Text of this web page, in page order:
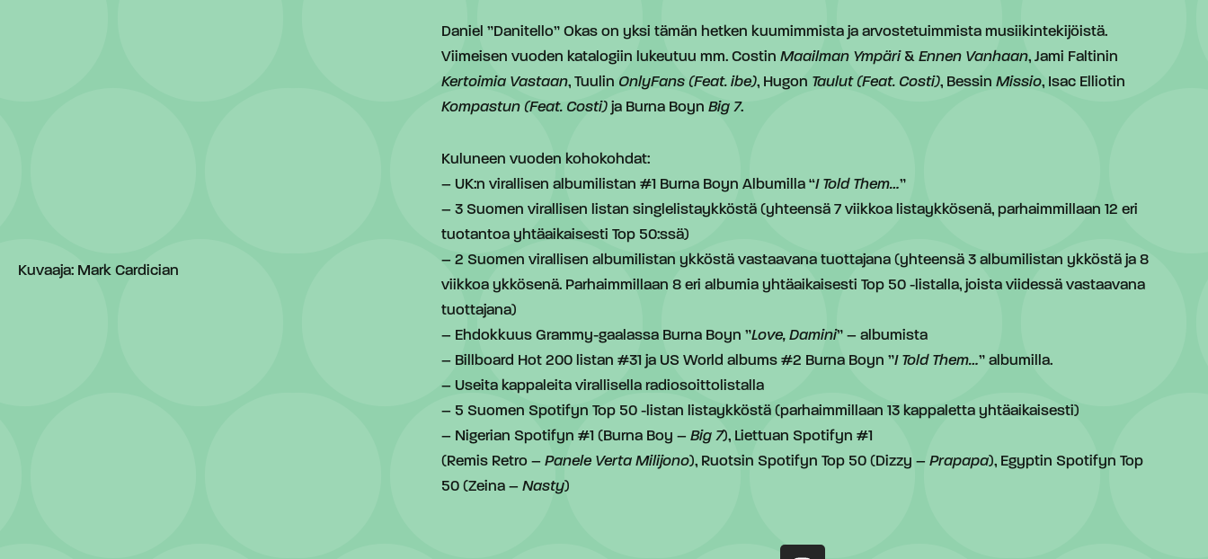
Kuvaaja: Mark Cardician
Daniel ”Danitello” Okas on yksi tämän hetken kuumimmista ja arvostetuimmista musiikintekijöistä.
Viimeisen vuoden katalogiin lukeutuu mm. CostinMaailman Ympäri& Ennen Vanhaan, Jami Faltinin
Kertoimia Vastaan, Tuulin OnlyFans (Feat. ibe), Hugon Taulut (Feat. Costi), BessinMissio, Isac Elliotin
Kompastun (Feat. Costi) ja Burna BoynBig 7.
Kuluneen vuoden kohokohdat:
– UK:n virallisen albumilistan #1 Burna Boyn Albumilla “I Told Them…”
– 3 Suomen virallisen listan singlelistaykköstä (yhteensä 7 viikkoa listaykkösenä, parhaimmillaan 12 eri
tuotantoa yhtäaikaisesti Top 50:ssä)
– 2 Suomen virallisen albumilistan ykköstä vastaavana tuottajana (yhteensä 3 albumilistan ykköstä ja 8
viikkoa ykkösenä. Parhaimmillaan 8 eri albumia yhtäaikaisesti Top 50 -listalla, joista viidessä vastaavana
tuottajana)
– Ehdokkuus Grammy-gaalassa Burna Boyn ”Love, Damini” – albumista
– Billboard Hot 200 listan #31 ja US World albums #2 Burna Boyn ”I Told Them…” albumilla.
– Useita kappaleita virallisella radiosoittolistalla
– 5 Suomen Spotifyn Top 50 -listan listaykköstä (parhaimmillaan 13 kappaletta yhtäaikaisesti)
– Nigerian Spotifyn #1 (Burna Boy –Big 7), Liettuan Spotifyn #1
(Remis Retro –Panele Verta Milijono), Ruotsin Spotifyn Top 50 (Dizzy –Prapapa), Egyptin Spotifyn Top
50 (Zeina –Nasty)